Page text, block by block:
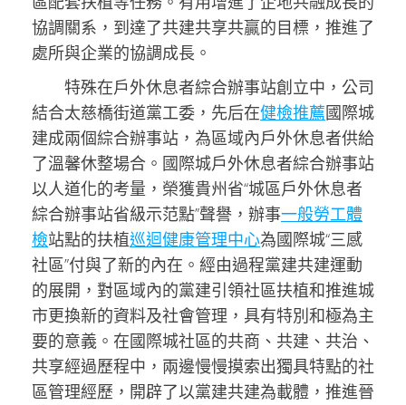
協調關系，到達了共建共享共贏的目標，推進了
處所與企業的協調成長。
特殊在戶外休息者綜合辦事站創立中，公司
結合太慈橋街道黨工委，先后在健檢推薦國際城
建成兩個綜合辦事站，為區域內戶外休息者供給
了溫馨休整場合。國際城戶外休息者綜合辦事站
以人道化的考量，榮獲貴州省“城區戶外休息者
綜合辦事站省級示范點”聲譽，辦事一般勞工體
檢站點的扶植巡迴健康管理中心為國際城“三感
社區”付與了新的內在。經由過程黨建共建運動
的展開，對區域內的黨建引領社區扶植和推進城
市更換新的資料及社會管理，具有特別和極為主
要的意義。在國際城社區的共商、共建、共治、
共享經過歷程中，兩邊慢慢摸索出獨具特點的社
區管理經歷，開辟了以黨建共建為載體，推進晉